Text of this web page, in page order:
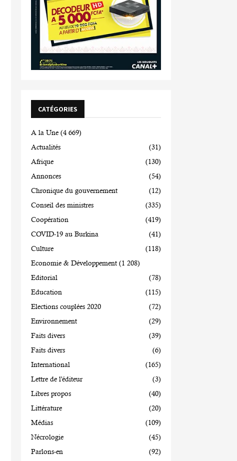
CATÉGORIES
A la Une (4 669)
Actualités
(31)
Afrique
(130)
Annonces
(54)
Chronique du gouvernement
(12)
Conseil des ministres
(335)
Coopération
(419)
COVID-19 au Burkina
(41)
Culture
(118)
Economie & Développement (1 208)
Editorial
(78)
Education
(115)
Elections couplées 2020
(72)
Environnement
(29)
Faits divers
(39)
Faits divers
(6)
International
(165)
Lettre de l'éditeur
(3)
Libres propos
(40)
Littérature
(20)
Médias
(109)
Nécrologie
(45)
Parlons-en
(92)